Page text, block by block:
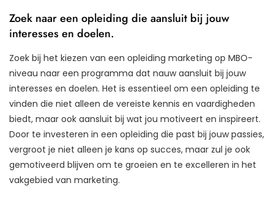
Zoek naar een opleiding die aansluit bij jouw
interesses en doelen.
Zoek bij het kiezen van een opleiding marketing op MBO-
niveau naar een programma dat nauw aansluit bij jouw
interesses en doelen. Het is essentieel om een opleiding te
vinden die niet alleen de vereiste kennis en vaardigheden
biedt, maar ook aansluit bij wat jou motiveert en inspireert.
Door te investeren in een opleiding die past bij jouw passies,
vergroot je niet alleen je kans op succes, maar zul je ook
gemotiveerd blijven om te groeien en te excelleren in het
vakgebied van marketing.